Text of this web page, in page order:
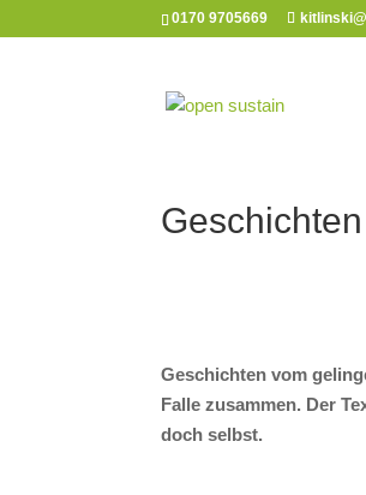
0170 9705669
Geschichten vom
Falle zusammen. Der
doch selbst.